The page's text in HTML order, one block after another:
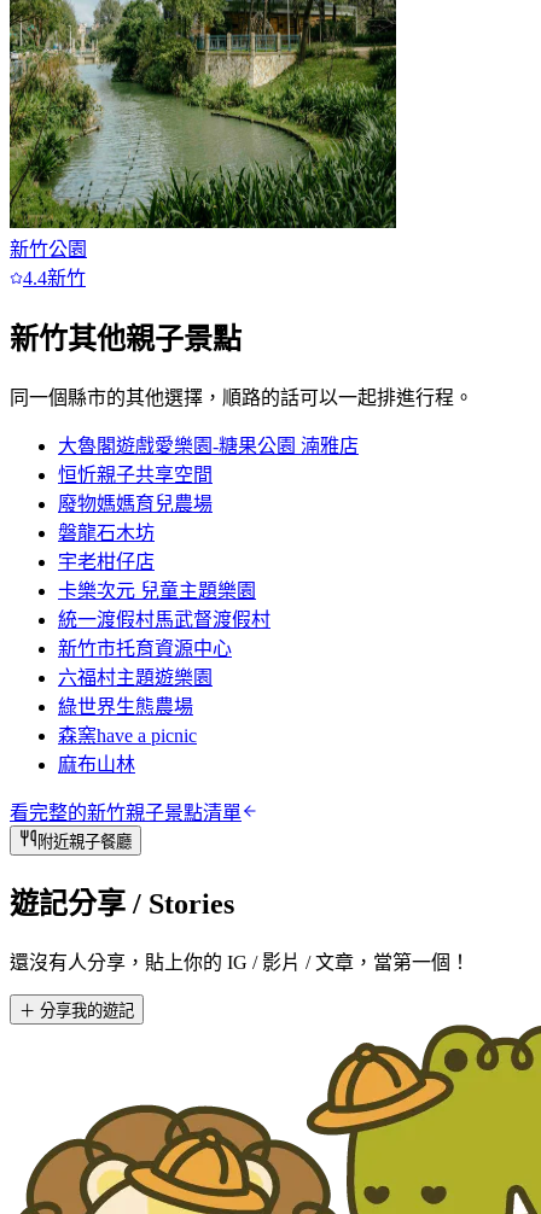
新竹公園
4.4新竹
新竹其他親子景點
同一個縣市的其他選擇，順路的話可以一起排進行程。
大魯閣遊戲愛樂園-糖果公園 湳雅店
恒忻親子共享空間
廢物媽媽育兒農場
磐龍石木坊
宇老柑仔店
卡樂次元 兒童主題樂園
統一渡假村馬武督渡假村
新竹市托育資源中心
六福村主題遊樂園
綠世界生態農場
森窯have a picnic
麻布山林
看完整的新竹親子景點清單
附近親子餐廳
遊記分享 / Stories
還沒有人分享，貼上你的 IG / 影片 / 文章，當第一個！
＋ 分享我的遊記